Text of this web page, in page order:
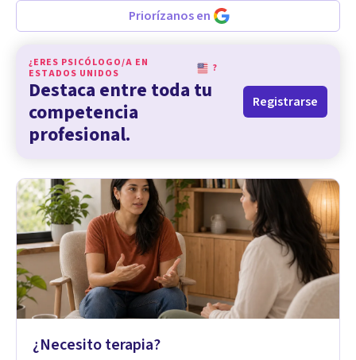
Priorízanos en
¿ERES PSICÓLOGO/A EN
ESTADOS UNIDOS
?
Destaca entre toda tu
competencia
profesional.
Registrarse
¿Necesito terapia?